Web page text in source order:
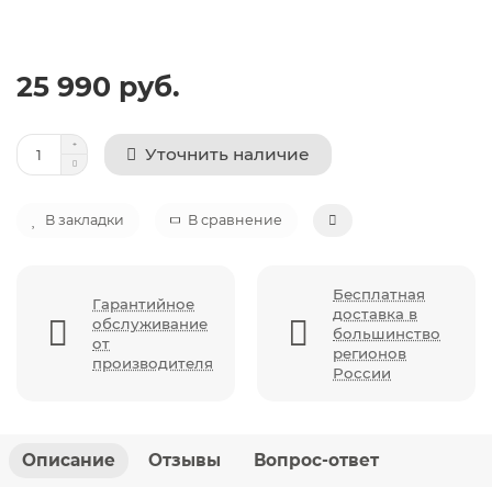
25 990 руб.
Уточнить наличие
В закладки В сравнение
Гарантийное
обслуживание
от
производителя
Бесплатная
доставка в
большинство
регионов
России
Описание Отзывы Вопрос-ответ